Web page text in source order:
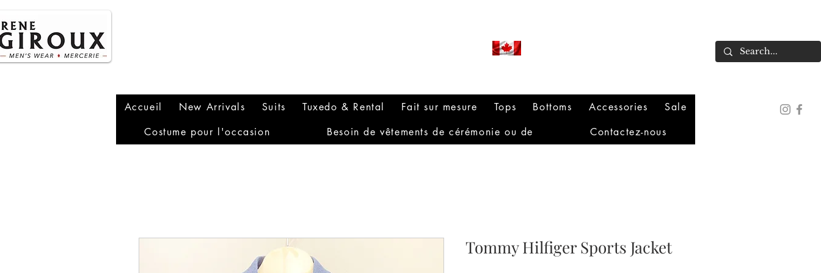
Accueil New Arrivals Suits Tuxedo & Rental Fait sur mesure Tops Bottoms Accessories
Sale
Costume pour l'occasion
Besoin de vêtements de cérémonie ou de Contactez-nous
Tommy Hilfiger Sports Jacket